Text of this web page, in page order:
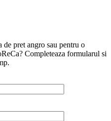
pret angro sau pentru o
Completeaza formularul si